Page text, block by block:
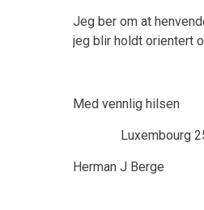
Jeg ber om at
jeg blir holdt orientert
Med vennlig hilsen
Luxembourg
Herman J Berge